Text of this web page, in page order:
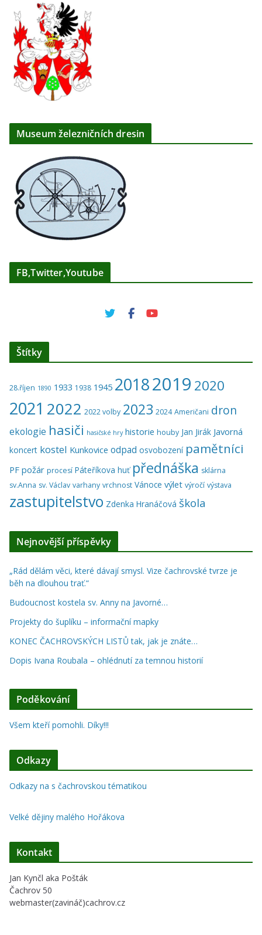
Museum železničních dresin
FB,Twitter,Youtube
Štítky
28.říjen 1890 1933 1938 1945 20182019 2020
2021 2022 2022 volby 2023 2024 Američani dron
ekologie hasiči hasičské hry historie houby Jan Jirák Javorná
koncert kostel Kunkovice odpad osvobození pamětníci
PF požár procesí Páteříkova huť přednáška sklárna
sv.Anna sv. Václav varhany vrchnost Vánoce výlet výročí výstava
zastupitelstvo Zdenka Hranáčová škola
Nejnovější příspěvky
„Rád dělám věci, které dávají smysl. Vize čachrovské tvrze je
běh na dlouhou trať.“
Budoucnost kostela sv. Anny na Javorné…
Projekty do šuplíku – informační mapky
KONEC ČACHROVSKÝCH LISTŮ tak, jak je znáte…
Dopis Ivana Roubala – ohlédnutí za temnou historií
Poděkování
Všem kteří pomohli. Díky!!!
Odkazy
Odkazy na s čachrovskou tématikou
Velké dějiny malého Hořákova
Kontakt
Jan Kynčl aka Pošták
Čachrov 50
webmaster(zavináč)cachrov.cz